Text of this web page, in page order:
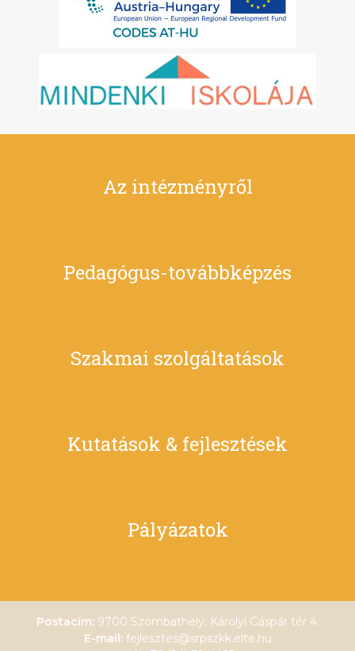
Az intézményről
Pedagógus-továbbképzés
Szakmai szolgáltatások
Kutatások & fejlesztések
Pályázatok
Postacím: 9700 Szombathely, Károlyi Gáspár tér 4.
E-mail: fejlesztes@srpszkk.elte.hu